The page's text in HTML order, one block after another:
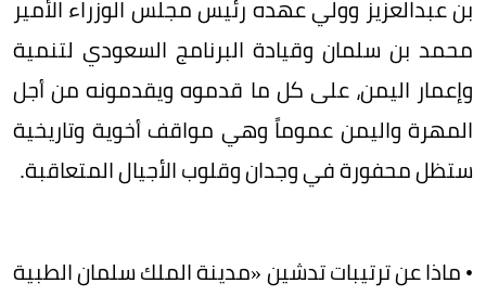
بن عبدالعزيز وولي عهده رئيس مجلس الوزراء الأمير
محمد بن سلمان وقيادة البرنامج السعودي لتنمية
وإعمار اليمن، على كل ما قدموه ويقدمونه من أجل
المهرة واليمن عموماً وهي مواقف أخوية وتاريخية
ستظل محفورة في وجدان وقلوب الأجيال المتعاقبة.
• ماذا عن ترتيبات تدشين «مدينة الملك سلمان الطبية